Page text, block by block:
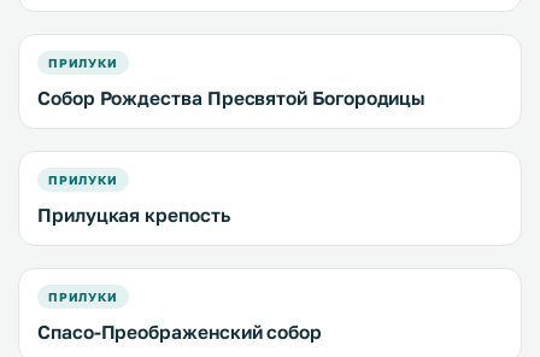
ПРИЛУКИ
Собор Рождества Пресвятой Богородицы
ПРИЛУКИ
Прилуцкая крепость
ПРИЛУКИ
Спасо-Преображенский собор